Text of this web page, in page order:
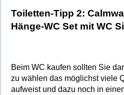
Toiletten-Tipp 2:
Hänge-WC Set mit WC
Beim WC kaufen sollten Sie
zu wählen das möglichst viele
aufweist und dazu noch in